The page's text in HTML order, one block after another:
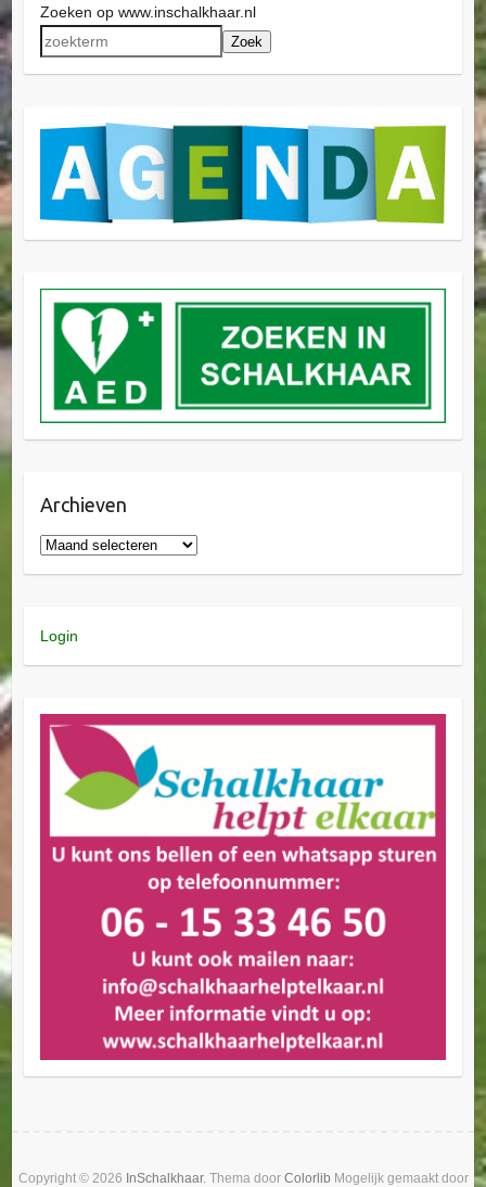
Zoeken op www.inschalkhaar.nl
Zoek
Archieven
Login
Copyright © 2026 InSchalkhaar. Thema door Colorlib Mogelijk gemaakt door